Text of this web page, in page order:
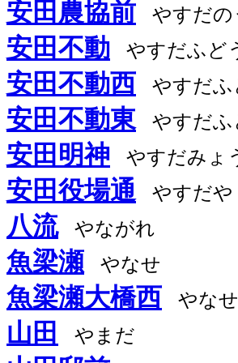
安田農協前 やすだの
安田不動 やすだふど
安田不動西 やすだふ
安田不動東 やすだふ
安田明神 やすだみょ
安田役場通 やすだや
八流 やながれ
魚梁瀬 やなせ
魚梁瀬大橋西 やな
山田 やまだ